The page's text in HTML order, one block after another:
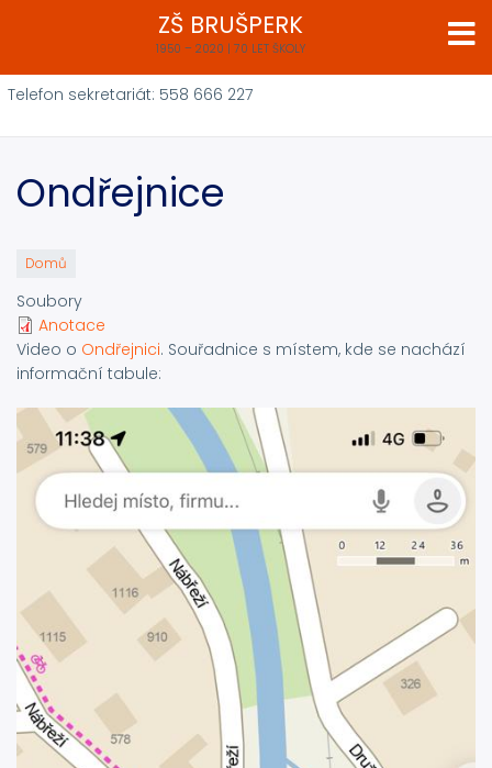
obsahu
ZŠ BRUŠPERK
1950 – 2020 | 70 LET ŠKOLY
Telefon sekretariát: 558 666 227
Ondřejnice
Domů
Soubory
Anotace
Video o Ondřejnici. Souřadnice s místem, kde se nachází
informační tabule: